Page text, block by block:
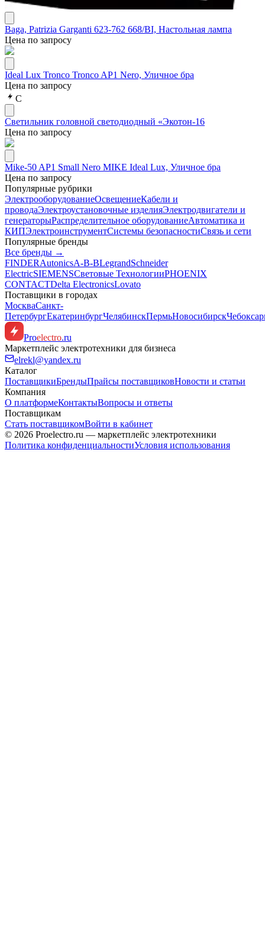
Baga, Patrizia Garganti 623-762 668/BI, Настольная лампа
Цена по запросу
Ideal Lux Tronco Tronco AP1 Nero, Уличное бра
Цена по запросу
С
Светильник головной светодиодный «Экотон-16
Цена по запросу
Mike-50 AP1 Small Nero MIKE Ideal Lux, Уличное бра
Цена по запросу
Популярные рубрики
ЭлектрооборудованиеОсвещениеКабели и
проводаЭлектроустановочные изделияЭлектродвигатели и
генераторыРаспределительное оборудованиеАвтоматика и
КИПЭлектроинструментСистемы безопасностиСвязь и сети
Популярные бренды
Все бренды →
FINDERAutonicsA-B-BLegrandSchneider
ElectricSIEMENSСветовые ТехнологииPHOENIX
CONTACTDelta ElectronicsLovato
Поставщики в городах
МоскваСанкт-
ПетербургЕкатеринбургЧелябинскПермьНовосибирск
Proelectro.ru
Маркетплейс электротехники для бизнеса
elrekl@yandex.ru
Каталог
ПоставщикиБрендыПрайсы поставщиковНовости и статьи
Компания
О платформеКонтактыВопросы и ответы
Поставщикам
Стать поставщикомВойти в кабинет
© 2026 Proelectro.ru — маркетплейс электротехники
Политика конфиденциальностиУсловия использования